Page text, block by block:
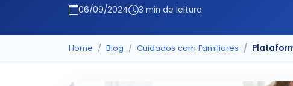
06/09/2024 3 min de leitura
Home Blog Cuidados com Familiares